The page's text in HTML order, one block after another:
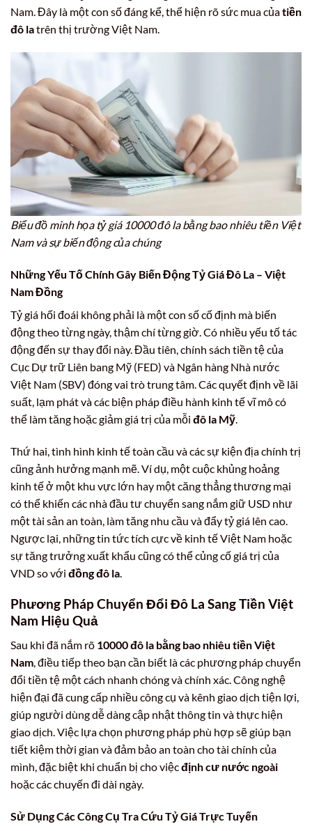
Nam. Đây là một con số đáng kể, thể hiện rõ sức mua củatiền
đô latrên thị trường Việt Nam.
Biểu đồ minh họa tỷ giá 10000 đô la bằng bao nhiêu tiền Việt
Nam và sự biến động của chúng
Những Yếu Tố Chính Gây Biến Động Tỷ Giá Đô La – Việt
Nam Đồng
Tỷ giá hối đoái không phải là một con số cố định mà biến
động theo từng ngày, thậm chí từng giờ. Có nhiều yếu tố tác
động đến sự thay đổi này. Đầu tiên, chính sách tiền tệ của
Cục Dự trữ Liên bang Mỹ (FED) và Ngân hàng Nhà nước
Việt Nam (SBV) đóng vai trò trung tâm. Các quyết định về lãi
suất, lạm phát và các biện pháp điều hành kinh tế vĩ mô có
thể làm tăng hoặc giảm giá trị của mỗi đô la Mỹ.
Thứ hai, tình hình kinh tế toàn cầu và các sự kiện địa chính trị
cũng ảnh hưởng mạnh mẽ. Ví dụ, một cuộc khủng hoảng
kinh tế ở một khu vực lớn hay một căng thẳng thương mại
có thể khiến các nhà đầu tư chuyển sang nắm giữ USD như
một tài sản an toàn, làm tăng nhu cầu và đẩy tỷ giá lên cao.
Ngược lại, những tin tức tích cực về kinh tế Việt Nam hoặc
sự tăng trưởng xuất khẩu cũng có thể củng cố giá trị của
VND so với đồng đô la
Phương Pháp Chuyển Đổi Đô La Sang Tiền Việt
Nam Hiệu Quả
Sau khi đã nắm rõ 10000 đô la bằng bao nhiêu tiền Việt
Nam, điều tiếp theo bạn cần biết là các phương pháp chuyển
đổi tiền tệ một cách nhanh chóng và chính xác. Công nghệ
hiện đại đã cung cấp nhiều công cụ và kênh giao dịch tiện lợi,
giúp người dùng dễ dàng cập nhật thông tin và thực hiện
giao dịch. Việc lựa chọn phương pháp phù hợp sẽ giúp bạn
tiết kiệm thời gian và đảm bảo an toàn cho tài chính của
mình, đặc biệt khi chuẩn bị cho việcđịnh cư nước ngoài
hoặc các chuyến đi dài ngày.
Sử Dụng Các Công Cụ Tra Cứu Tỷ Giá Trực Tuyến